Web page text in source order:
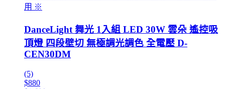
用 ※
DanceLight 舞光 1入組 LED 30W 雲朵 遙控吸
頂燈 四段壁切 無極調光調色 全電壓 D-
CEN30DM
(5)
$880